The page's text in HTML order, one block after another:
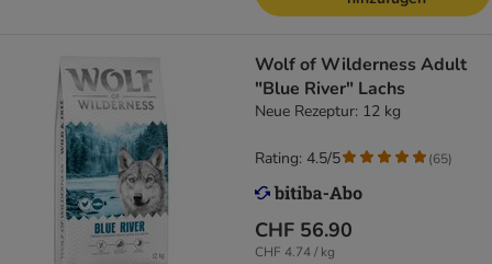
Wolf of Wilderness Adult
"Blue River" Lachs
Neue Rezeptur: 12 kg
CHF 56.90
CHF 4.74 / kg
Rating: 4.5/5 (65)